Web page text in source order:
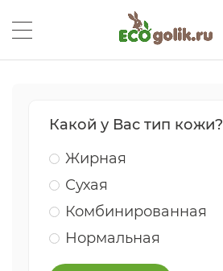
Какой у Вас тип кожи?
Жирная
Сухая
Комбинированная
Нормальная